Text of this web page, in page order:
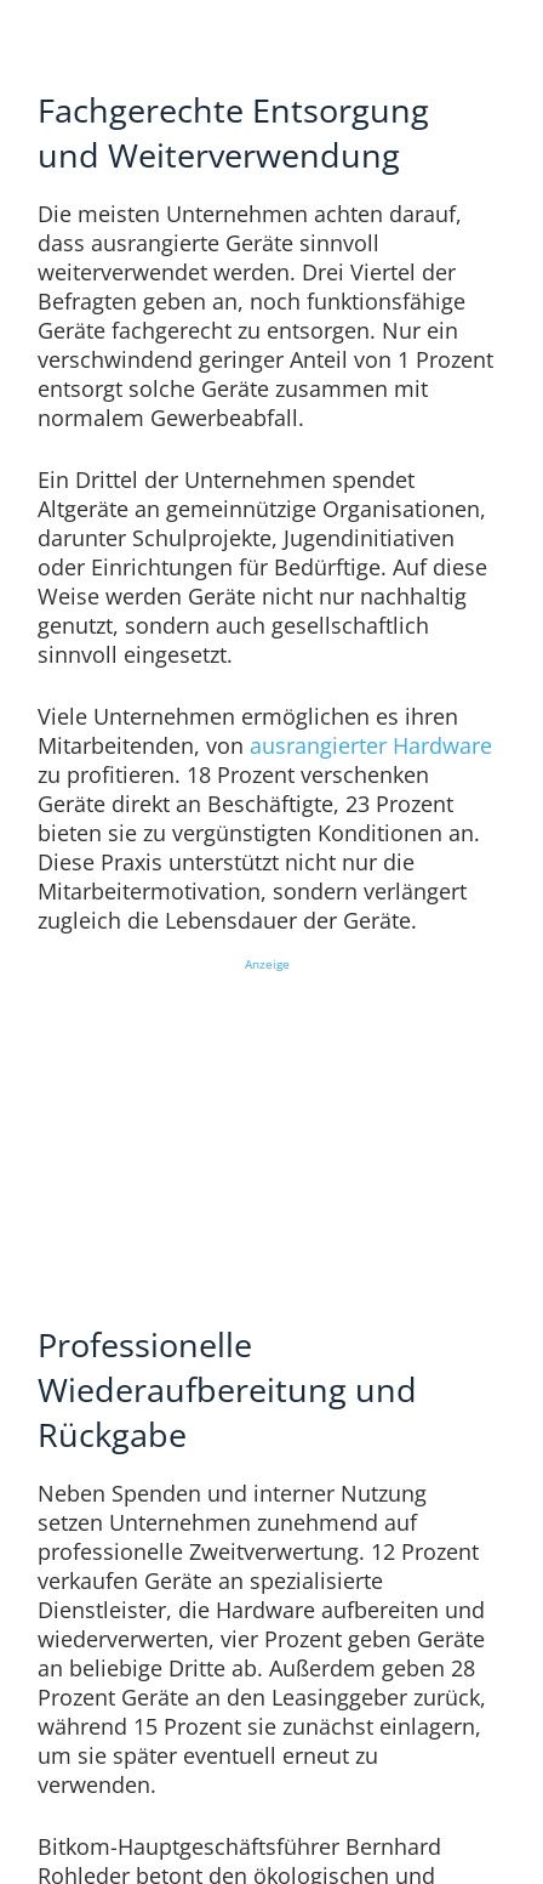
Fachgerechte Entsorgung
und Weiterverwendung
Die meisten Unternehmen achten darauf,
dass ausrangierte Geräte sinnvoll
weiterverwendet werden. Drei Viertel der
Befragten geben an, noch funktionsfähige
Geräte fachgerecht zu entsorgen. Nur ein
verschwindend geringer Anteil von 1 Prozent
entsorgt solche Geräte zusammen mit
normalem Gewerbeabfall.
Ein Drittel der Unternehmen spendet
Altgeräte an gemeinnützige Organisationen,
darunter Schulprojekte, Jugendinitiativen
oder Einrichtungen für Bedürftige. Auf diese
Weise werden Geräte nicht nur nachhaltig
genutzt, sondern auch gesellschaftlich
sinnvoll eingesetzt.
Viele Unternehmen ermöglichen es ihren
Mitarbeitenden, von ausrangierter Hardware
zu profitieren. 18 Prozent verschenken
Geräte direkt an Beschäftigte, 23 Prozent
bieten sie zu vergünstigten Konditionen an.
Diese Praxis unterstützt nicht nur die
Mitarbeitermotivation, sondern verlängert
zugleich die Lebensdauer der Geräte.
Anzeige
Professionelle
Wiederaufbereitung und
Rückgabe
Neben Spenden und interner Nutzung
setzen Unternehmen zunehmend auf
professionelle Zweitverwertung. 12 Prozent
verkaufen Geräte an spezialisierte
Dienstleister, die Hardware aufbereiten und
wiederverwerten, vier Prozent geben Geräte
an beliebige Dritte ab. Außerdem geben 28
Prozent Geräte an den Leasinggeber zurück,
während 15 Prozent sie zunächst einlagern,
um sie später eventuell erneut zu
verwenden.
Bitkom-Hauptgeschäftsführer Bernhard
Rohleder betont den ökologischen und